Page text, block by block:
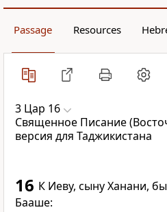
Passage Resources
3 Цар 16
Священное Писание
версия для Таджикистана
16 К Иеву, сыну Ханани,
Бааше: